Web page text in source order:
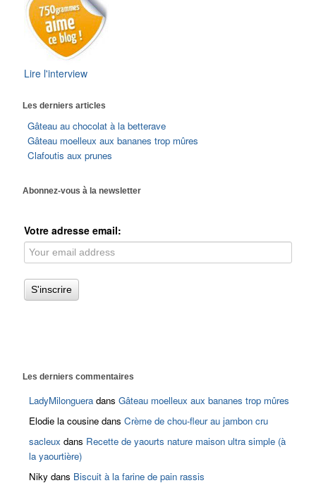
Lire l'interview
Les derniers articles
Gâteau au chocolat à la betterave
Gâteau moelleux aux bananes trop mûres
Clafoutis aux prunes
Abonnez-vous à la newsletter
Votre adresse email:
Les derniers commentaires
LadyMilonguera dansGâteau moelleux aux bananes trop mûres
Elodie la cousine dansCrème de chou-fleur au jambon cru
sacleux dans Recette de yaourts nature maison ultra simple (à
la yaourtière)
Niky dans Biscuit à la farine de pain rassis